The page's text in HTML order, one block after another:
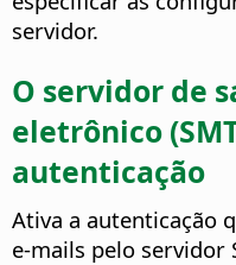
servidor.
O servidor de
eletrônico
autenticação
Ativa a autenticação
e-mails pelo servidor